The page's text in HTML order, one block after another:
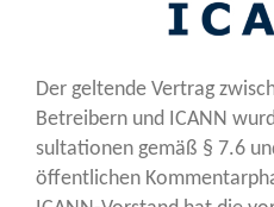
Der gel­ten­de Ver­trag
Betrei­bern und ICANN
sul­ta­tio­nen gemäß § 7.6
öffent­li­chen